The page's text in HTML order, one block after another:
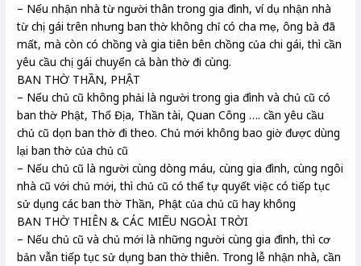
– Nếu nhận nhà từ người thân trong gia đình, ví dụ nhận nhà
từ chị gái trên nhưng ban thờ không chỉ có cha mẹ, ông bà đã
mất, mà còn có chồng và gia tiên bên chồng của chi gái, thì cần
yêu cầu chị gái chuyển cả bàn thờ đi cùng.
BAN THỜ THẦN, PHẬT
– Nếu chủ cũ không phải là người trong gia đình và chủ cũ có
ban thờ Phật, Thổ Địa, Thần tài, Quan Công …. cần yêu cầu
chủ cũ dọn ban thờ đi theo. Chủ mới không bao giờ được dùng
lại ban thờ của chủ cũ
– Nếu chủ cũ là người cùng dòng máu, cùng gia đình, cùng ngôi
nhà cũ với chủ mới, thì chủ cũ có thể tự quyết việc có tiếp tục
sử dụng các ban thờ Thần, Phật của chủ cũ hay không
BAN THỜ THIÊN & CÁC MIẾU NGOÀI TRỜI
– Nếu chủ cũ và chủ mới là những người cùng gia đình, thì cơ
bản vẫn tiếp tục sử dụng ban thờ thiên. Trong lễ nhận nhà, cần